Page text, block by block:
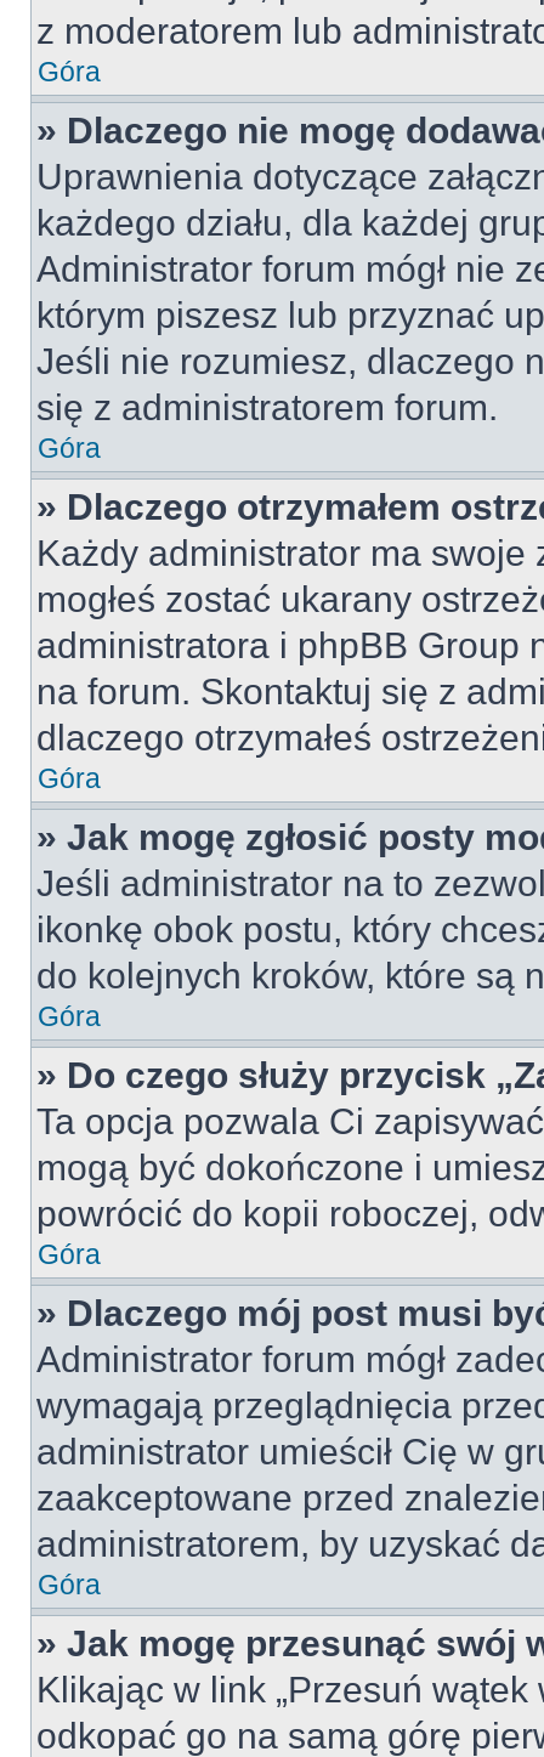
z moderatorem lub
Góra
» Dlaczego nie mogę
Uprawnienia dotyczące
każdego działu, dla każdej
Administrator forum mógł nie
którym piszesz lub przyznać
Jeśli nie rozumiesz, dlaczego
się z administratorem forum.
Góra
» Dlaczego otrzymałem
Każdy administrator ma swoje
mogłeś zostać ukarany
administratora i phpBB Group
na forum. Skontaktuj się z
dlaczego otrzymałeś
Góra
» Jak mogę zgłosić posty
Jeśli administrator na to
ikonkę obok postu, który
do kolejnych kroków, które są
Góra
» Do czego służy przycisk
Ta opcja pozwala Ci
mogą być dokończone i
powrócić do kopii roboczej,
Góra
» Dlaczego mój post musi
Administrator forum mógł
wymagają przeglądnięcia
administrator umieścił Cię w
zaakceptowane przed
administratorem, by uzyskać
Góra
» Jak mogę przesunąć swój
Klikając w link „Przesuń
odkopać go na samą górę